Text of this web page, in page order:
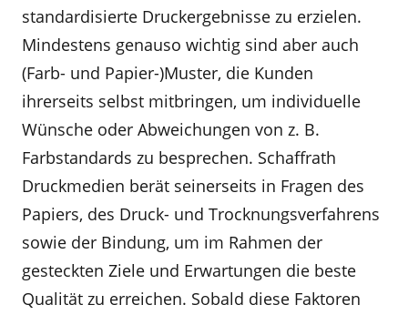
standardisierte Druckergebnisse zu erzielen.
Mindestens genauso wichtig sind aber auch
(Farb- und Papier-)Muster, die Kunden
ihrerseits selbst mitbringen, um individuelle
Wünsche oder Abweichungen von z. B.
Farbstandards zu besprechen. Schaffrath
Druckmedien berät seinerseits in Fragen des
Papiers, des Druck- und Trocknungsverfahrens
sowie der Bindung, um im Rahmen der
gesteckten Ziele und Erwartungen die beste
Qualität zu erreichen. Sobald diese Faktoren